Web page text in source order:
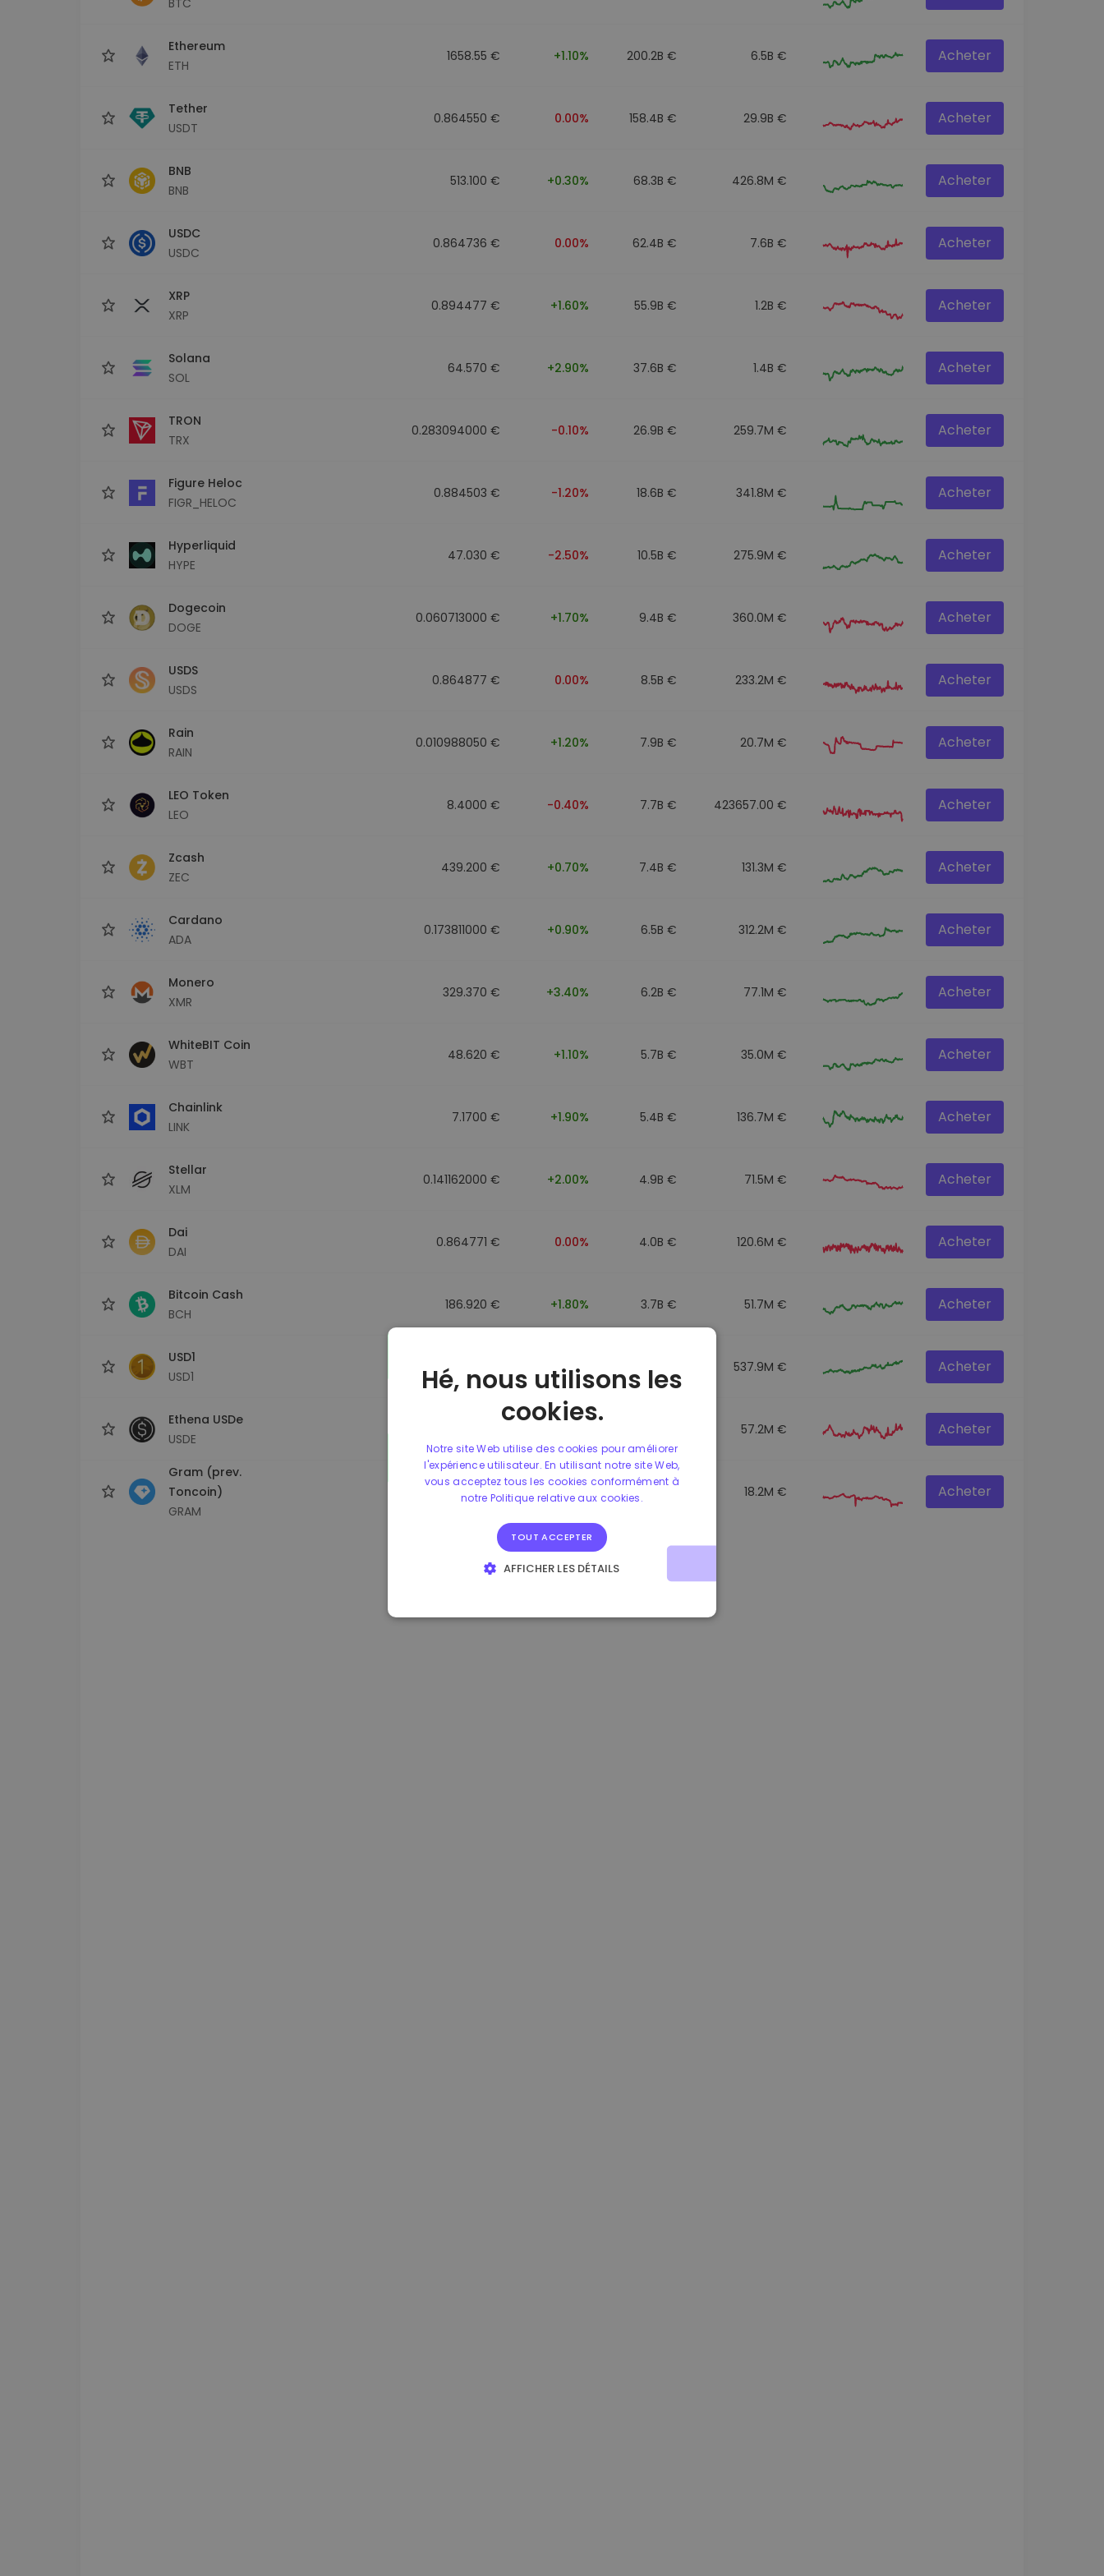
Ethereum
ETH
1658.55 € +1.10% 200.2B € 6.5B € Acheter
Tether
USDT
0.864550 € 0.00% 158.4B € 29.9B € Acheter
BNB
BNB
513.100 € +0.30% 68.3B € 426.8M € Acheter
USDC
USDC
0.864736 € 0.00% 62.4B € 7.6B € Acheter
XRP
XRP
0.894477 € +1.60% 55.9B € 1.2B € Acheter
Solana
SOL
64.570 € +2.90% 37.6B € 1.4B € Acheter
TRON
TRX
0.283094000 € -0.10% 26.9B € 259.7M € Acheter
Figure Heloc
FIGR_HELOC
0.884503 € -1.20% 18.6B € 341.8M € Acheter
Hyperliquid
HYPE
47.030 € -2.50% 10.5B € 275.9M € Acheter
Dogecoin
DOGE
0.060713000 € +1.70% 9.4B € 360.0M € Acheter
USDS
USDS
0.864877 € 0.00% 8.5B € 233.2M € Acheter
Rain
RAIN
0.010988050 € +1.20% 7.9B € 20.7M € Acheter
LEO Token
LEO
8.4000 € -0.40% 7.7B € 423657.00 € Acheter
Zcash
ZEC
439.200 € +0.70% 7.4B € 131.3M € Acheter
Cardano
ADA
0.173811000 € +0.90% 6.5B € 312.2M € Acheter
Monero
XMR
329.370 € +3.40% 6.2B € 77.1M € Acheter
WhiteBIT Coin
WBT
48.620 € +1.10% 5.7B € 35.0M € Acheter
Chainlink
LINK
7.1700 € +1.90% 5.4B € 136.7M € Acheter
Stellar
XLM
0.141162000 € +2.00% 4.9B € 71.5M € Acheter
Dai
DAI
0.864771 € 0.00% 4.0B € 120.6M € Acheter
Bitcoin Cash
BCH
186.920 € +1.80% 3.7B € 51.7M € Acheter
USD1
USD1
0.864917 € 0.00% 3.5B € 537.9M € Acheter
Ethena USDe
USDE
57.2M € Acheter
Gram (prev.
Toncoin)
GRAM
1.170000 € +2.60% 18.2M € Acheter
Hé, nous utilisons les
cookies.
Notre site Web utilise des cookies pour améliorer
l'expérience utilisateur. En utilisant notre site Web,
vous acceptez tous les cookies conformément à
notre Politique relative aux cookies.
TOUT ACCEPTER
AFFICHER LES DÉTAILS